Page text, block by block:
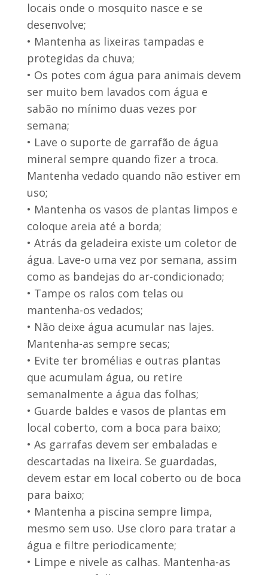
locais onde o mosquito nasce e se
desenvolve;
• Mantenha as lixeiras tampadas e
protegidas da chuva;
• Os potes com água para animais devem
ser muito bem lavados com água e
sabão no mínimo duas vezes por
semana;
• Lave o suporte de garrafão de água
mineral sempre quando fizer a troca.
Mantenha vedado quando não estiver em
uso;
• Mantenha os vasos de plantas limpos e
coloque areia até a borda;
• Atrás da geladeira existe um coletor de
água. Lave-o uma vez por semana, assim
como as bandejas do ar-condicionado;
• Tampe os ralos com telas ou
mantenha-os vedados;
• Não deixe água acumular nas lajes.
Mantenha-as sempre secas;
• Evite ter bromélias e outras plantas
que acumulam água, ou retire
semanalmente a água das folhas;
• Guarde baldes e vasos de plantas em
local coberto, com a boca para baixo;
• As garrafas devem ser embaladas e
descartadas na lixeira. Se guardadas,
devem estar em local coberto ou de boca
para baixo;
• Mantenha a piscina sempre limpa,
mesmo sem uso. Use cloro para tratar a
água e filtre periodicamente;
• Limpe e nivele as calhas. Mantenha-as